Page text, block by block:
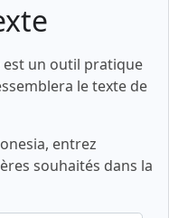
est un outil pratique
le texte de
entrez
souhaités dans la